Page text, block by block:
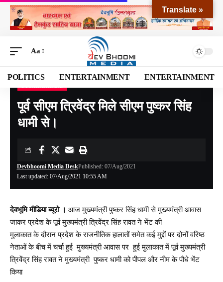
Aa
POLITICS ENTERTAINMENT ENTERTAINMENT
Devbhoomi Media>Blog>NATIONAL> UTTARAKHAND>पूर्व सीएम त्रिवेंद्र मिले सीएम पुष्कर सिंह धामी से।
पूर्व सीएम त्रिवेंद्र मिले सीएम पुष्कर सिंह
धामी से।
Last updated: 07/Aug/2021 10:55 AM
Devbhoomi Media DeskPublished: 07/Aug/2021
देवभूमि मीडिया ब्यूरो । आज मुख्यमंत्री पुष्कर सिंह धामी से मुख्यमंत्री आवास
जाकर प्रदेश के पूर्व मुख्यमंत्री त्रिवेंद्र सिंह रावत ने भेंट की
मुलाकात के दौरान प्रदेश के राजनीतिक हालातों समेत कई मुद्दों पर दोनों वरिष्ठ
नेताओं के बीच में चर्चा हुई मुख्यमंत्री आवास पर हुई मुलाकात में पूर्व मुख्यमंत्री
त्रिवेंद्र सिंह रावत ने मुख्यमंत्री पुष्कर धामी को पीपल और नीम के पौधे भेंट
किया
Translate »